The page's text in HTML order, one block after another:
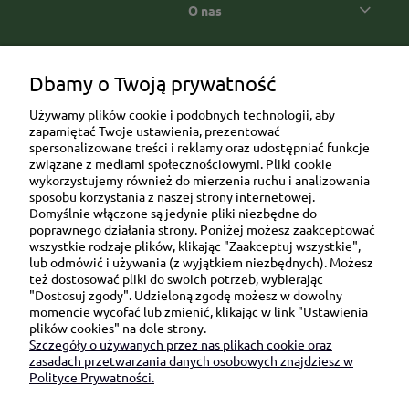
O nas
Ul. Brukowa 6/8 lok. 57/58
91-341 Łódź
NIP: 6751510615
SKONTAKTUJ SIĘ Z NAMI:
sklep@be-happygifts.com
+48 690 172 872
(pon-pt 9:00 - 15:30)
Dbamy o Twoją prywatność
Używamy plików cookie i podobnych technologii, aby
zapamiętać Twoje ustawienia, prezentować
spersonalizowane treści i reklamy oraz udostępniać funkcje
związane z mediami społecznościowymi. Pliki cookie
wykorzystujemy również do mierzenia ruchu i analizowania
sposobu korzystania z naszej strony internetowej.
Domyślnie włączone są jedynie pliki niezbędne do
poprawnego działania strony. Poniżej możesz zaakceptować
wszystkie rodzaje plików, klikając "Zaakceptuj wszystkie",
lub odmówić i używania (z wyjątkiem niezbędnych). Możesz
też dostosować pliki do swoich potrzeb, wybierając
"Dostosuj zgody". Udzieloną zgodę możesz w dowolny
momencie wycofać lub zmienić, klikając w link "Ustawienia
plików cookies" na dole strony.
Szczegóły o używanych przez nas plikach cookie oraz
zasadach przetwarzania danych osobowych znajdziesz w
Polityce Prywatności.